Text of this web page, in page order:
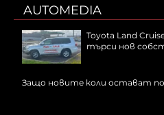
AUTOMEDIA
Toyota Land
търси нов
Защо новите коли остават